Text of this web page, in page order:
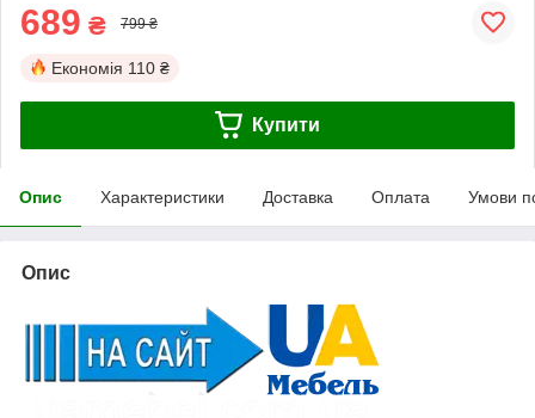
689 ₴ 799 ₴
Економія 110 ₴
Купити
Опис Характеристики Доставка Оплата Умови
Опис